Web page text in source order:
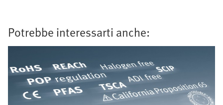
Potrebbe interessarti anche: